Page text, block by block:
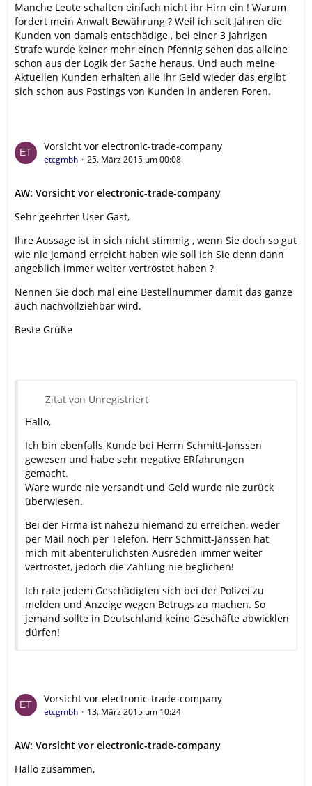
Manche Leute schalten einfach nicht ihr Hirn ein ! Warum
fordert mein Anwalt Bewährung ? Weil ich seit Jahren die
Kunden von damals entschädige , bei einer 3 Jahrigen
Strafe wurde keiner mehr einen Pfennig sehen das alleine
schon aus der Logik der Sache heraus. Und auch meine
Aktuellen Kunden erhalten alle ihr Geld wieder das ergibt
sich schon aus Postings von Kunden in anderen Foren.
Vorsicht vor electronic-trade-company
etcgmbh 25. März 2015 um 00:08
AW: Vorsicht vor electronic-trade-company
Sehr geehrter User Gast,
Ihre Aussage ist in sich nicht stimmig , wenn Sie doch so gut
wie nie jemand erreicht haben wie soll ich Sie denn dann
angeblich immer weiter vertröstet haben ?
Nennen Sie doch mal eine Bestellnummer damit das ganze
auch nachvollziehbar wird.
Beste Grüße
Zitat von Unregistriert
Hallo,
Ich bin ebenfalls Kunde bei Herrn Schmitt-Janssen
gewesen und habe sehr negative ERfahrungen
gemacht.
Ware wurde nie versandt und Geld wurde nie zurück
überwiesen.
Bei der Firma ist nahezu niemand zu erreichen, weder
per Mail noch per Telefon. Herr Schmitt-Janssen hat
mich mit abenterulichsten Ausreden immer weiter
vertröstet, jedoch die Zahlung nie beglichen!
Ich rate jedem Geschädigten sich bei der Polizei zu
melden und Anzeige wegen Betrugs zu machen. So
jemand sollte in Deutschland keine Geschäfte abwicklen
dürfen!
Vorsicht vor electronic-trade-company
etcgmbh 13. März 2015 um 10:24
AW: Vorsicht vor electronic-trade-company
Hallo zusammen,